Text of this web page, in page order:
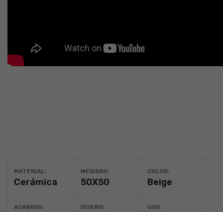
MATERIAL:
Cerámica
MEDIDAS:
50X50
COLOR:
Beige
ACABADO: DISEÑO: USO: